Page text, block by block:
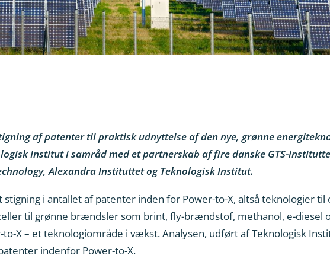
af patenter til praktisk udnyttelse af den nye, grønne
Institut i samråd med et partnerskab af fire danske GTS-
Alexandra Instituttet og Teknologisk Institut.
i antallet af patenter inden for Power-to-X, altså teknologier til
til grønne brændsler som brint, fly-brændstof, methanol, e-diesel
to-X – et teknologiområde i vækst. Analysen, udført af Teknologisk
indenfor Power-to-X.